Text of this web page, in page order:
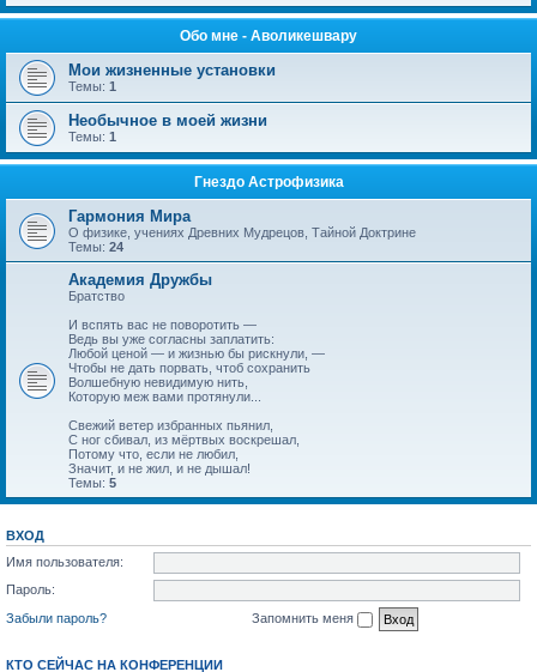
Обо мне - Аволикешвару
Мои жизненные установки
Темы: 1
Необычное в моей жизни
Темы: 1
Гнездо Астрофизика
Гармония Мира
О физике, учениях Древних Мудрецов, Тайной Доктрине
Темы: 24
Академия Дружбы
Братство
И вспять вас не поворотить —
Ведь вы уже согласны заплатить:
Любой ценой — и жизнью бы рискнули, —
Чтобы не дать порвать, чтоб сохранить
Волшебную невидимую нить,
Которую меж вами протянули...
Свежий ветер избранных пьянил,
С ног сбивал, из мёртвых воскрешал,
Потому что, если не любил,
Значит, и не жил, и не дышал!
Темы: 5
ВХОД
Имя пользователя:
Пароль:
Забыли пароль?
Запомнить меня
КТО СЕЙЧАС НА КОНФЕРЕНЦИИ